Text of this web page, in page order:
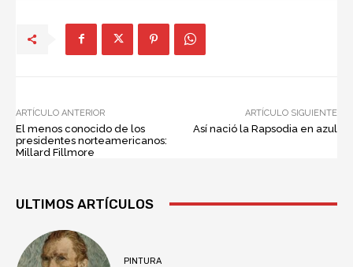
ARTÍCULO ANTERIOR
El menos conocido de los
presidentes norteamericanos:
Millard Fillmore
ARTÍCULO SIGUIENTE
Así nació la Rapsodia en azul
ULTIMOS ARTÍCULOS
PINTURA